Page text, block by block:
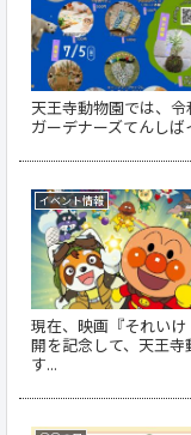
天王寺動物園では、令
ガーデナーズてんし
イベント情報
現在、映画『それい
開を記念して、天王
す...